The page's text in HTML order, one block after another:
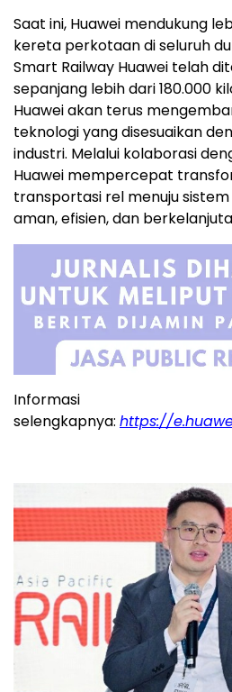
Saat ini, Huawei mendukung
kereta perkotaan di seluruh
Smart Railway Huawei telah
sepanjang lebih dari 180.000
Huawei akan terus
teknologi yang disesuaikan
industri. Melalui kolaborasi
Huawei mempercepat
transportasi rel menuju
aman, efisien, dan
Informasi
selengkapnya: https://